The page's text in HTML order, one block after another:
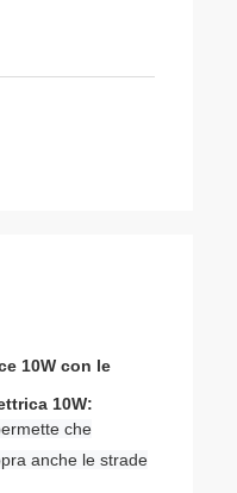
10W con le
10W:
che
anche le strade